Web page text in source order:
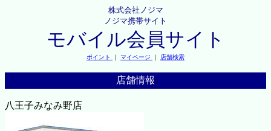
株式会社ノジマ
ノジマ携帯サイト
モバイル会員サイト
ポイント ｜ マイページ ｜ 店舗検索
店舗情報
八王子みなみ野店